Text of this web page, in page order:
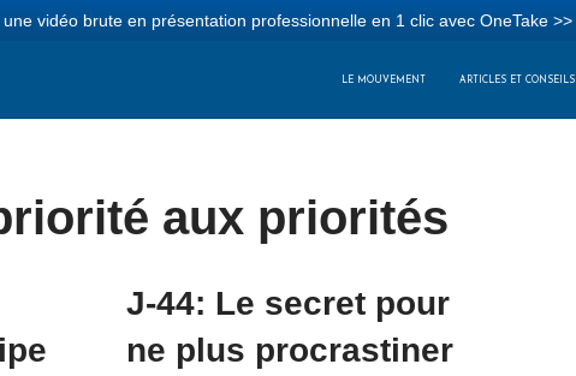
vidéo brute en présentation professionnelle en 1 clic avec OneTake >>
LE MOUVEMENT ARTICLES ET CONSEILS
aux priorités
J-44: Le secret pour
ne plus procrastiner